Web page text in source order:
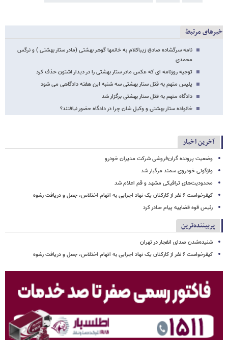
خبرهای مرتبط
نامه سرگشاده صادق زیباکلام به خانمها گوهر بهشتی (مادر ستار بهشتی ) و نرگس
محمدی
توجیه روزنامه ای که عکس مادر ستار بهشتی را در دیدار اشتون حذف کرد
پلیس متهم به قتل ستار بهشتی سه شنبه این هفته دادگاهی می شود
دادگاه متهم به قتل ستار بهشتی برگزار شد
خانواده ستار بهشتی و وکیل شان چرا در دادگاه حضور نیافتند؟
آخرین اخبار
وضعیت پرونده گران‌فروشی شرکت مدیران خودرو
واژگونی خودروی سمند مرگبار شد
محدودیت‌های ترافیکی مشهد و قم اعلام شد
کیفرخواست ۶ نفر از کارکنان یک نهاد اجرایی به اتهام اختلاس، جعل و دریافت رشوه
رئیس قوه قضاییه پیام صادر کرد
پربیننده‌ترین
شنیده‌شدن صدای انفجار در تهران
کیفرخواست ۶ نفر از کارکنان یک نهاد اجرایی به اتهام اختلاس، جعل و دریافت رشوه